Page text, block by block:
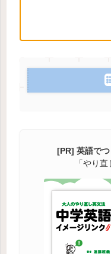
[PR] 英語で
「やり